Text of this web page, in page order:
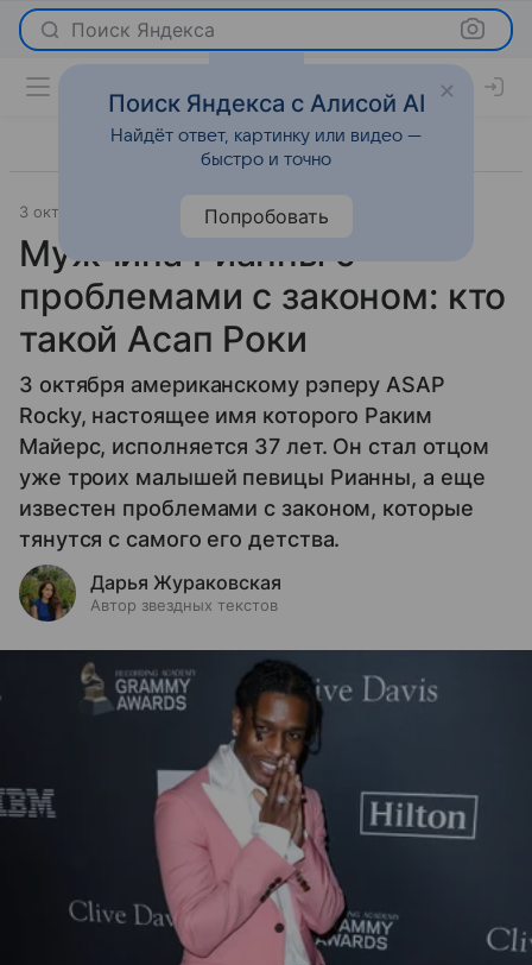
Поиск Яндекса
3 октября 2025 История успеха
Мужчина Рианны с
проблемами с законом: кто
такой Асап Роки
3 октября американскому рэперу ASAP
Rocky, настоящее имя которого Раким
Майерс, исполняется 37 лет. Он стал отцом
уже троих малышей певицы Рианны, а еще
известен проблемами с законом, которые
тянутся с самого его детства.
Дарья Жураковская
Автор звездных текстов
Поиск Яндекса с Алисой AI
Найдёт ответ, картинку или видео —
быстро и точно
Попробовать